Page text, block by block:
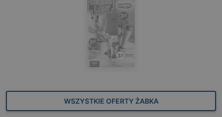
WSZYSTKIE OFERTY ŻABKA